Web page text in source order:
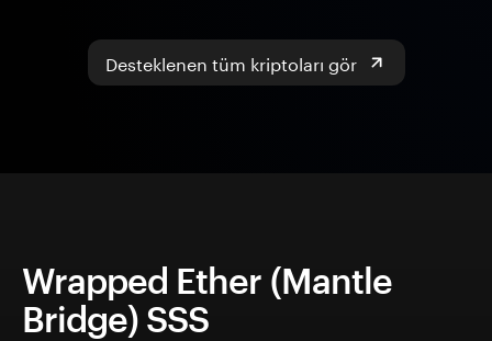
Desteklenen tüm kriptoları gör
Wrapped Ether (Mantle
Bridge) SSS